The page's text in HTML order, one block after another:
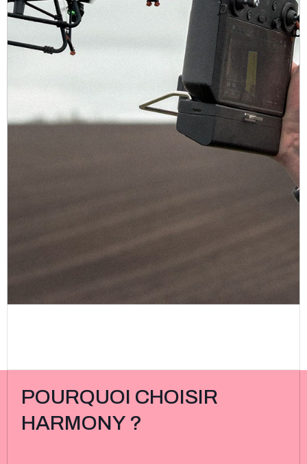
POURQUOI CHOISIR
HARMONY ?